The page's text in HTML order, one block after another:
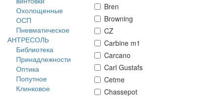
Охолощенные
ОСП
Пневматическое
АНТРЕСОЛЬ
Библиотека
Принадлежности
Оптика
Попутное
Клинковое
Bren
Browning
CZ
Carbine m1
Carcano
Carl Gustafs
Cetme
Chassepot